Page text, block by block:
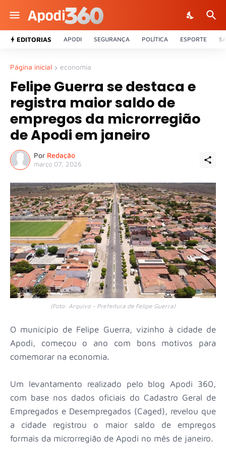
EDITORIAS APODI SEGURANÇA POLÍTICA ESPORTE
Página inicial economia
Felipe Guerra se destaca e
registra maior saldo de
empregos da microrregião
de Apodi em janeiro
Por Redação
março 07, 2026
(Foto: Arquivo - Prefeitura de Felipe Guerra)
O município de Felipe Guerra, vizinho à cidade de
Apodi, começou o ano com bons motivos para
comemorar na economia.
Um levantamento realizado pelo blog Apodi 360,
com base nos dados oficiais do Cadastro Geral de
Empregados e Desempregados (Caged), revelou que
a cidade registrou o maior saldo de empregos
formais da microrregião de Apodi no mês de janeiro.